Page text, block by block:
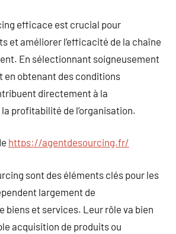
efficace est crucial pour
et améliorer l’efficacité de la chaîne
En sélectionnant soigneusement
en obtenant des conditions
directement à la
profitabilité de l’organisation.
https://agentdesourcing.fr/
sont des éléments clés pour les
largement de
biens et services. Leur rôle va bien
acquisition de produits ou